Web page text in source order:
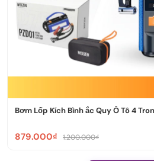
Bơm Lốp Kích Bình ắc Quy Ô Tô 4
879.000₫ 1.200.000₫